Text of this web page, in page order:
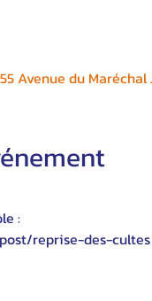
Avenue du
:
reprise-des-cultes